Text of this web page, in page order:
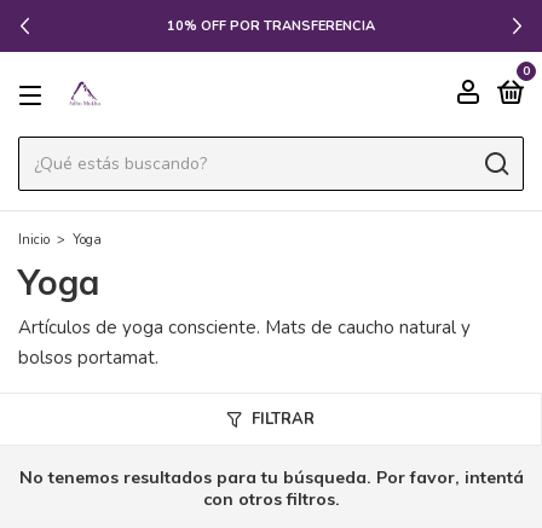
10% OFF POR TRANSFERENCIA
0
Inicio > Yoga
Yoga
Artículos de yoga consciente. Mats de caucho natural y
bolsos portamat.
FILTRAR
No tenemos resultados para tu búsqueda. Por favor, intentá
con otros filtros.